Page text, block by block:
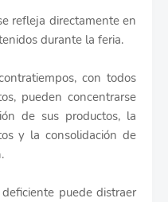
refleja directamente en
durante la feria.
con todos
pueden concentrarse
de sus productos, la
y la consolidación de
puede distraer